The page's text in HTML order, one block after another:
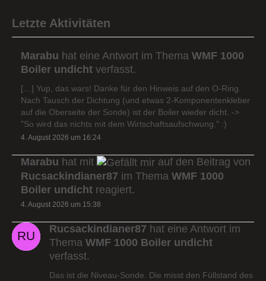
Letzte Aktivitäten
Marabu hat eine Antwort im Thema WMF 1000
Boiler undicht verfasst.
[…] Yup, das wars! Danke für den Hinweis auf den O-Ring.
Nach Tausch der Dichtung (und etwas 2-Komponentenkleber
auf die Oberseite der Sonde) ist der Boiler wieder dicht. ->
"So wird das nichts mit dem Wirtschaftsaufschwung." :)
4. August 2026 um 16:24
Marabu hat mit
auf den Beitrag von
Rucsackindianer87 im Thema WMF 1000
Boiler undicht reagiert.
4. August 2026 um 15:38
Rucsackindianer87 hat eine Antwort im
Thema WMF 1000 Boiler undicht
verfasst.
Das ist die Niveau-Sonde. Die misst den Füllstand des